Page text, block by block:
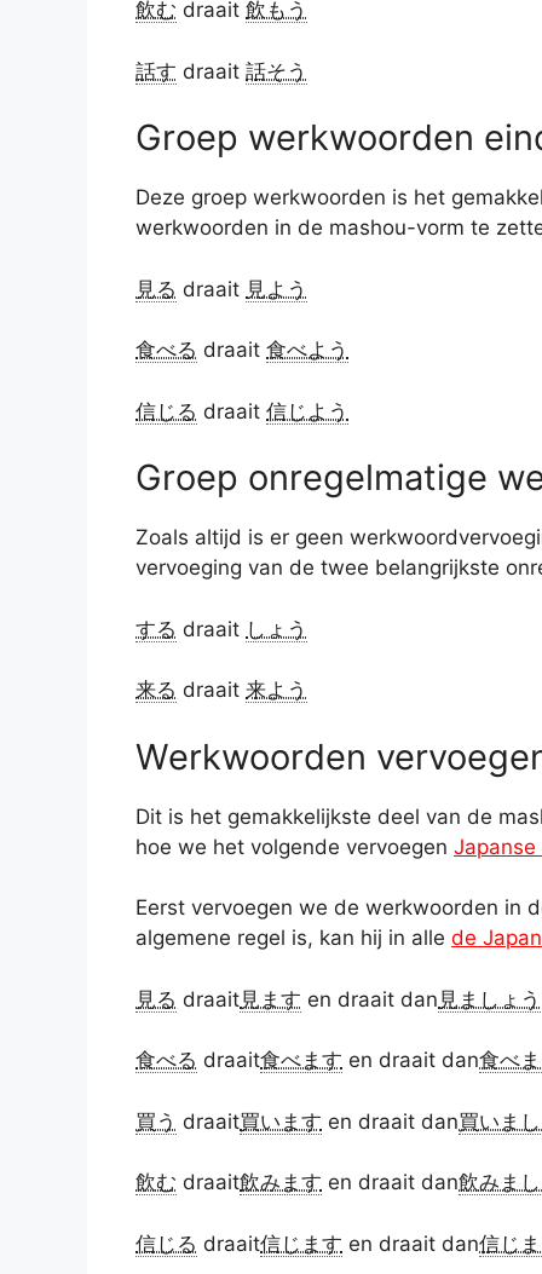
飲む draait 飲もう
話す draait 話そう
Groep werkwoorden
Deze groep werkwoorden is het
werkwoorden in de mashou-vorm te
見る draait 見よう
食べる draait 食べよう
信じる draait 信じよう
Groep onregelmatige
Zoals altijd is er geen
vervoeging van de twee belangrijkste
する draait しょう
来る draait 来よう
Werkwoorden
Dit is het gemakkelijkste deel van de
hoe we het volgende vervoegen
Eerst vervoegen we de werkwoorden in
algemene regel is, kan hij in alle de
見る draait見ます en draait dan 見ましょう
食べる draait食べます en draait dan食べ
買う draait買います en draait dan買いま
飲む draait飲みます en draait dan飲みま
信じる draait信じます en draait dan信じ